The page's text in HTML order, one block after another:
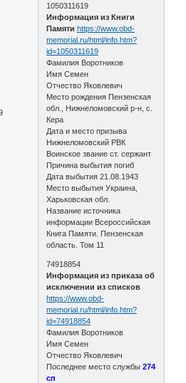
1050311619
Информация из Книги
Памяти https://www.obd-
memorial.ru/html/info.htm?
id=1050311619
Фамилия Воротников
Имя Семен
Отчество Яковлевич
Место рождения Пензенская
обл., Нижнеломовский р-н, с.
Кера
Дата и место призыва
Нижнеломовский РВК
Воинское звание ст. сержант
Причина выбытия погиб
Дата выбытия 21.08.1943
Место выбытия Украина,
Харьковская обл.
Название источника
информации Всероссийская
Книга Памяти. Пензенская
область. Том 11
74918854
Информация из приказа об
исключении из списков
https://www.obd-
memorial.ru/html/info.htm?
id=74918854
Фамилия Воротников
Имя Семен
Отчество Яковлевич
Последнее место службы274
сп